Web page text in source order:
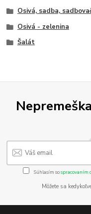
Osivá, sadba,
Osivá - zelenina
Šalát
Súhlasím sospracovaním
Môžete sa